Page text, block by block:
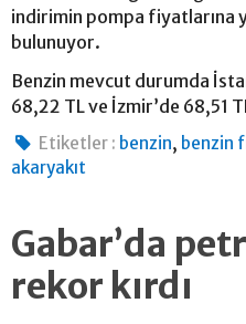
indirimin pompa fiyatlarına
bulunuyor.
Benzin mevcut durumda
68,22 TL ve İzmir’de 68,51
Etiketler : benzin, benzin
akaryakıt
Gabar’da
rekor kırdı